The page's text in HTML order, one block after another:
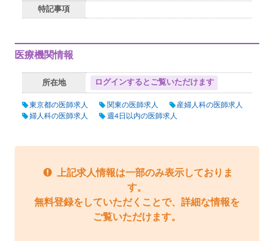
特記事項
医療機関情報
所在地 ログインするとご覧いただけます
東京都の医師求人 関東の医師求人
産婦人科の医師求人
婦人科の医師求人
週4日以内の医師求人
上記求人情報は一部のみ表示しておりま
す。
無料登録をしていただくことで、詳細な情報を
ご覧いただけます。